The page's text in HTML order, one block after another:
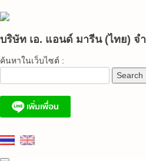
to
บริษัท เอ. แอนด์ มารีน (ไทย) จ
ค้นหาในเว็บไซต์ :